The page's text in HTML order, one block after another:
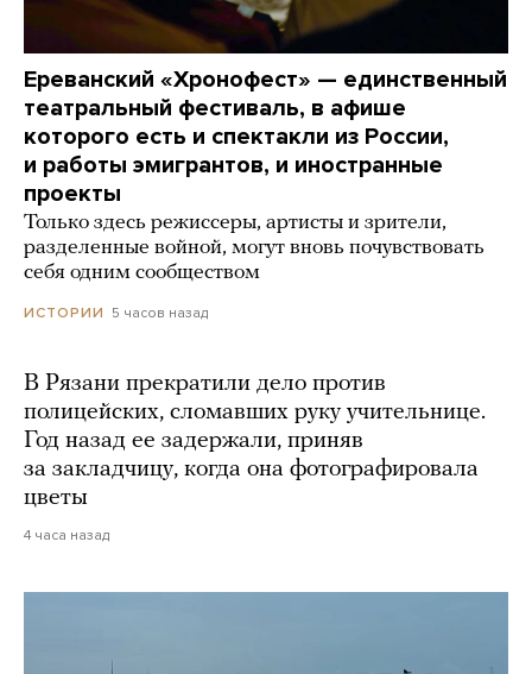
Ереванский «Хронофест» — единственный
театральный фестиваль, в афише
которого есть и спектакли из России,
и работы эмигрантов, и иностранные
проекты
Только здесь режиссеры, артисты и зрители,
разделенные войной, могут вновь почувствовать
себя одним сообществом
ИСТОРИИ 5 часов назад
В Рязани прекратили дело против
полицейских, сломавших руку учительнице.
Год назад ее задержали, приняв
за закладчицу, когда она фотографировала
цветы
4 часа назад